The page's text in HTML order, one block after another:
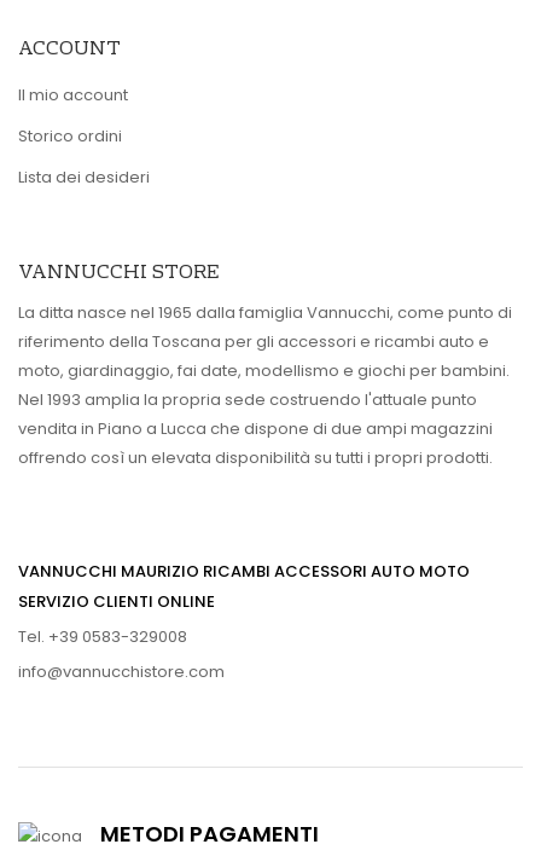
ACCOUNT
Il mio account
Storico ordini
Lista dei desideri
VANNUCCHI STORE
La ditta nasce nel 1965 dalla famiglia Vannucchi, come punto di
riferimento della Toscana per gli accessori e ricambi auto e
moto, giardinaggio, fai date, modellismo e giochi per bambini.
Nel 1993 amplia la propria sede costruendo l'attuale punto
vendita in Piano a Lucca che dispone di due ampi magazzini
offrendo così un elevata disponibilità su tutti i propri prodotti.
VANNUCCHI MAURIZIO RICAMBI ACCESSORI AUTO MOTO
SERVIZIO CLIENTI ONLINE
Tel. +39 0583-329008
info@vannucchistore.com
METODI PAGAMENTI